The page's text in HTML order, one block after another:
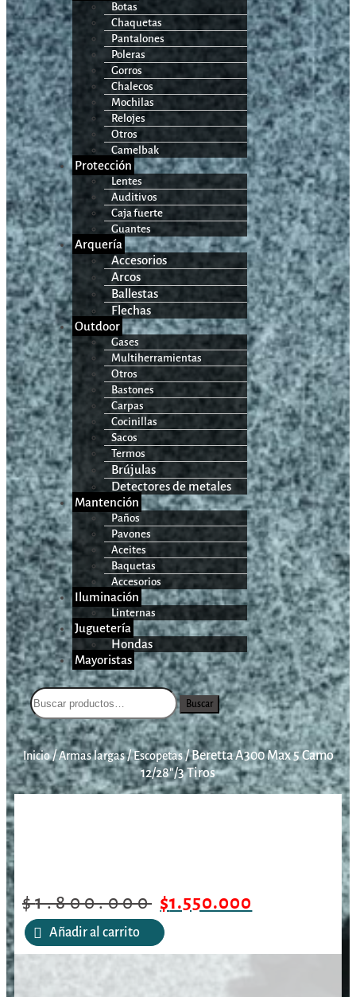
Botas
Chaquetas
Pantalones
Poleras
Gorros
Chalecos
Mochilas
Relojes
Otros
Camelbak
Protección
Lentes
Auditivos
Caja fuerte
Guantes
Arquería
Accesorios
Arcos
Ballestas
Flechas
Outdoor
Gases
Multiherramientas
Otros
Bastones
Carpas
Cocinillas
Sacos
Termos
Brújulas
Detectores de metales
Mantención
Paños
Pavones
Aceites
Baquetas
Accesorios
Iluminación
Linternas
Juguetería
Hondas
Mayoristas
Buscar
Inicio/Armas largas/Escopetas/Beretta A300 Max 5 Camo
12/28″/3 Tiros
$1.800.000 $1.550.000
Añadir al carrito